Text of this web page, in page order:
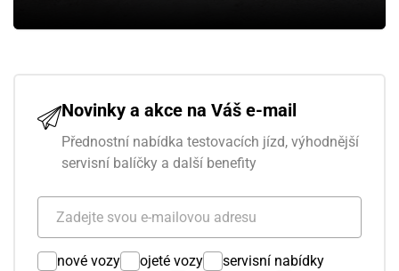
Novinky a akce na Váš e-mail
Přednostní nabídka testovacích jízd, výhodnější
servisní balíčky a další benefity
nové vozy ojeté vozy
servisní nabídky